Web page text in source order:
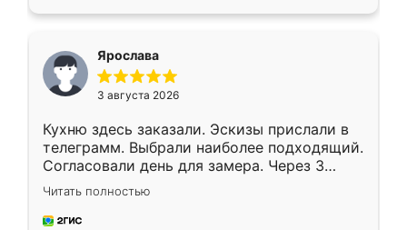
Ярослава
3 августа 2026
Кухню здесь заказали. Эскизы прислали в
телеграмм. Выбрали наиболее подходящий.
Согласовали день для замера. Через 3
недели кухня была уже готова. Остались
довольны работой. Спасибо Ренессанс
мебель за качественную работу!
Читать полностью